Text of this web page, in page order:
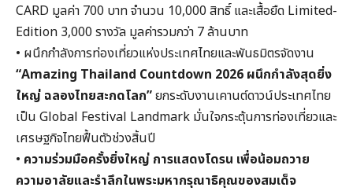
CARD มูลค่า 700 บาท จำนวน 10,000 สิทธิ์ และเสื้อยืด Limited-
Edition 3,000 รางวัล มูลค่ารวมกว่า 7 ล้านบาท
• ผนึกกำลังการท่องเที่ยวแห่งประเทศไทยและพันธมิตรจัดงาน
“Amazing Thailand Countdown 2026 ผนึกกำลังสุดยิ่ง
ใหญ่ ฉลองไทยสะกดโลก”ยกระดับงานเคานต์ดาวน์ประเทศไทย
เป็น Global Festival Landmark มั่นใจกระตุ้นการท่องเที่ยวและ
เศรษฐกิจไทยฟื้นตัวช่วงสิ้นปี
• ความร่วมมือครั้งยิ่งใหญ่ การแสดงโดรน เพื่อน้อมถวาย
ความอาลัยและรำลึกในพระมหากรุณาธิคุณของสมเด็จ